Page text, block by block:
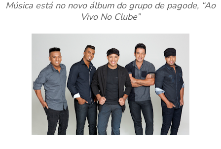
Música está no novo álbum do grupo de pagode, “Ao
Vivo No Clube”